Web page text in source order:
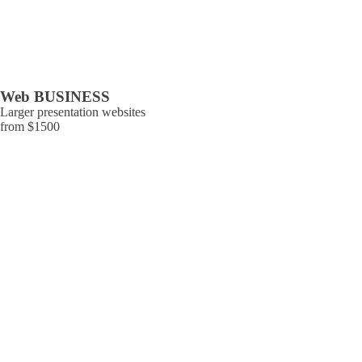
Web BUSINESS
Larger presentation websites
from $1500